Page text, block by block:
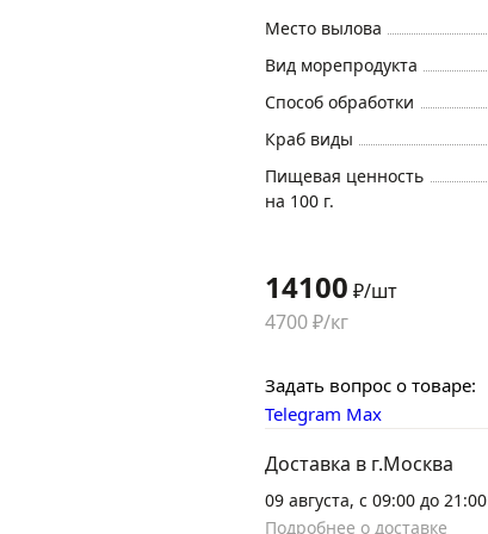
Место вылова
Вид морепродукта
Способ обработки
Краб виды
Пищевая ценность
на 100 г.
14100 ₽/шт
4700 ₽/кг
Задать вопрос о товаре:
Telegram Max
Доставка в г.Москва
09 августа, с 09:00 до 21:00
Подробнее о доставке